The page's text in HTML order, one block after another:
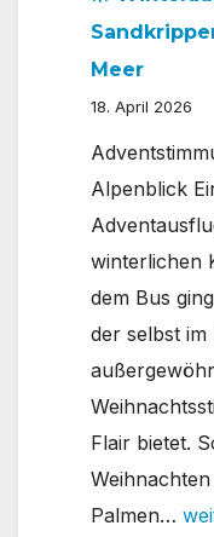
Meer
18. April 2026
Alpenblick
winterlichen
dem Bus
der selbst im
Flair bietet.
Palmen… 🎄